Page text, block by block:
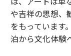
や吉祥の思想、
をもっています
泊から文化体験